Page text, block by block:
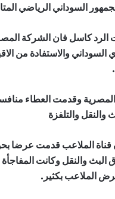
السوداني الرياضي
كاسل فان الشركة
السوداني والاستفادة من
وقدمت العطاء
والتلفزة
البث والنقل وكانت
الملاعب بكثير.